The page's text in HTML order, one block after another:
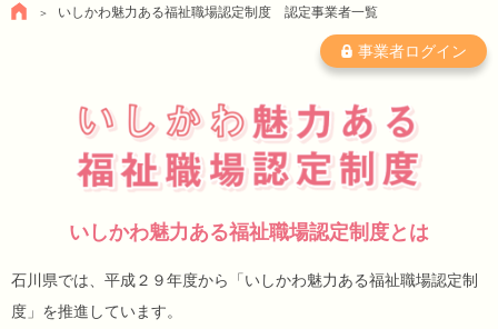
いしかわ魅力ある福祉職場認定制度 認定事業者一覧
事業者ログイン
いしかわ魅力ある福祉職場認定制度とは
石川県では、平成２９年度から「いしかわ魅力ある福祉職場認定制
度」を推進しています。